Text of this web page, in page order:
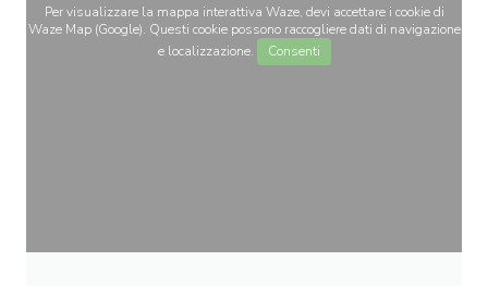
Per visualizzare la mappa interattiva Waze, devi accettare i cookie di
Waze Map (Google). Questi cookie possono raccogliere dati di navigazione
e localizzazione.
Consenti